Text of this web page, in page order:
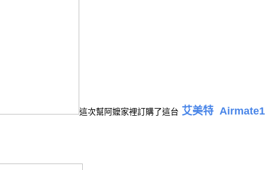
這次幫阿嬤家裡訂購了這台 艾美特